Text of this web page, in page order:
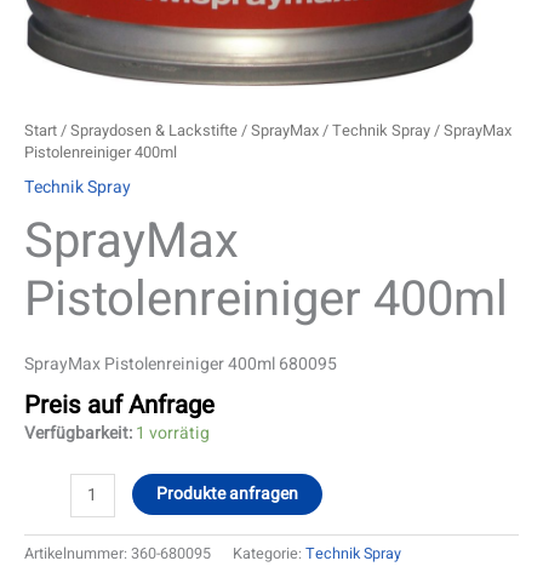
Start/Spraydosen & Lackstifte/SprayMax/Technik Spray/ SprayMax
Pistolenreiniger 400ml
Technik Spray
SprayMax
Pistolenreiniger 400ml
SprayMax Pistolenreiniger 400ml 680095
Preis auf Anfrage
Verfügbarkeit:1 vorrätig
Produkte anfragen
Artikelnummer: 360-680095 Kategorie: Technik Spray